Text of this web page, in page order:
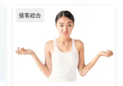
ます。 流行語、流行りの話し方
を使わず、普通に会話する。 地
方訛りはOKで、方言は、失礼な
言葉じゃなければ問題なし。 こ
れでお金持ち、太客さんが居着い
てくれるようになります。 もう
一つの会話テクは… ゆっくりめに
接客総合
2023/1/20